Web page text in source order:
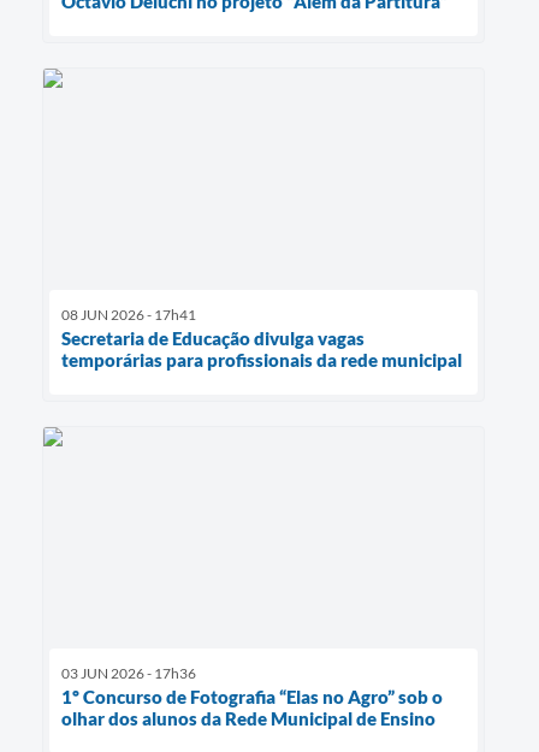
08 JUN 2026 - 17h41
Secretaria de Educação divulga vagas
temporárias para profissionais da rede municipal
03 JUN 2026 - 17h36
1º Concurso de Fotografia “Elas no Agro” sob o
olhar dos alunos da Rede Municipal de Ensino